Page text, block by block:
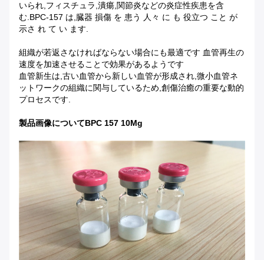
いられ,フィスチュラ,潰瘍,関節炎などの炎症性疾患を含
む.BPC-157 は,臓器 損傷 を 患う 人々 に も 役立つ こと が
示さ れ て い ます.
組織が若返さなければならない場合にも最適です 血管再生の
速度を加速させることで効果があるようです
血管新生は,古い血管から新しい血管が形成され,微小血管ネ
ットワークの組織に関与しているため,創傷治癒の重要な動的
プロセスです.
製品画像についてBPC 157 10Mg